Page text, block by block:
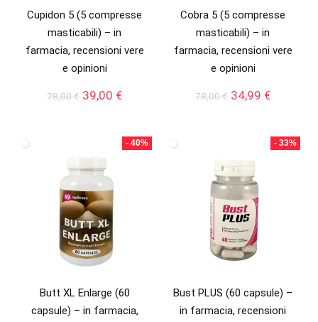
Cupidon 5 (5 compresse
masticabili) – in
farmacia, recensioni vere
e opinioni
78,00€ Il
78,00 €.
39,00 €Il
è:
39,00 €.
Cobra 5 (5 compresse
masticabili) – in
farmacia, recensioni vere
e opinioni
78,00€ Il
78,00 €.
34,99 €Il
è:
34,99 €.
- 40%
Butt XL Enlarge (60
capsule) – in farmacia,
- 33%
Bust PLUS (60 capsule) –
in farmacia, recensioni